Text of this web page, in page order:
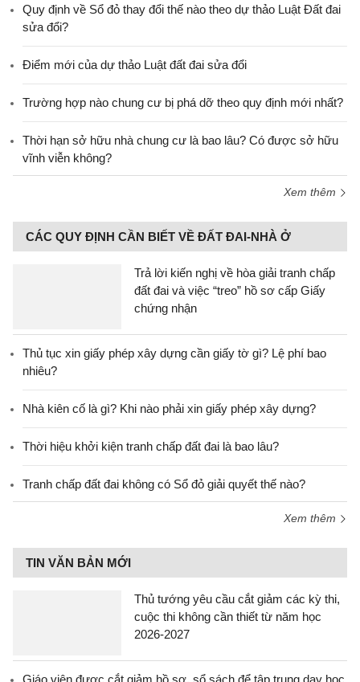
Quy định về Sổ đỏ thay đổi thế nào theo dự thảo Luật Đất đai
sửa đổi?
Điểm mới của dự thảo Luật đất đai sửa đổi
Trường hợp nào chung cư bị phá dỡ theo quy định mới nhất?
Thời hạn sở hữu nhà chung cư là bao lâu? Có được sở hữu
vĩnh viễn không?
Xem thêm
CÁC QUY ĐỊNH CẦN BIẾT VỀ ĐẤT ĐAI-NHÀ Ở
Trả lời kiến nghị về hòa giải tranh chấp
đất đai và việc “treo” hồ sơ cấp Giấy
chứng nhận
Thủ tục xin giấy phép xây dựng cần giấy tờ gì? Lệ phí bao
nhiêu?
Nhà kiên cố là gì? Khi nào phải xin giấy phép xây dựng?
Thời hiệu khởi kiện tranh chấp đất đai là bao lâu?
Tranh chấp đất đai không có Sổ đỏ giải quyết thế nào?
Xem thêm
TIN VĂN BẢN MỚI
Thủ tướng yêu cầu cắt giảm các kỳ thi,
cuộc thi không cần thiết từ năm học
2026-2027
Giáo viên được cắt giảm hồ sơ, sổ sách để tập trung dạy học